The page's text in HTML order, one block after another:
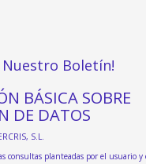
Nuestro Boletín!
BÁSICA SOBRE
DE DATOS
S.L.
consultas planteadas por el usuario y